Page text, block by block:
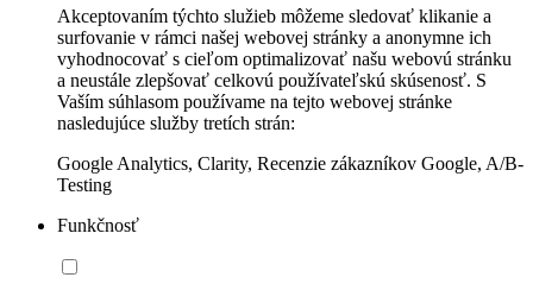
Akceptovaním týchto služieb môžeme sledovať klikanie a
surfovanie v rámci našej webovej stránky a anonymne ich
vyhodnocovať s cieľom optimalizovať našu webovú stránku
a neustále zlepšovať celkovú používateľskú skúsenosť. S
Vaším súhlasom používame na tejto webovej stránke
nasledujúce služby tretích strán:
Google Analytics, Clarity, Recenzie zákazníkov Google, A/B-
Testing
Funkčnosť